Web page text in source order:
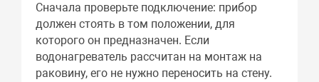
Сначала проверьте подключение: прибор
должен стоять в том положении, для
которого он предназначен. Если
водонагреватель рассчитан на монтаж на
раковину, его не нужно переносить на стену.